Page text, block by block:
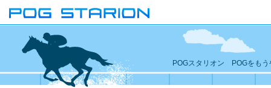
POGスタリオン POGをもう